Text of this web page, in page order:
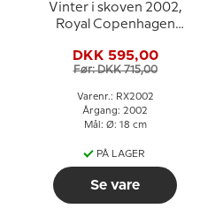
Vinter i skoven 2002,
Royal Copenhagen
DKK 595,00
Før: DKK 715,00
Varenr.: RX2002
Årgang: 2002
Mål: Ø: 18 cm
PÅ LAGER
Se vare